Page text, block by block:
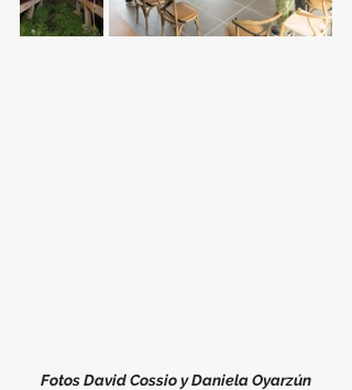
Fotos David Cossio y Daniela Oyarzún